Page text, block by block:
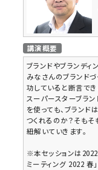
講演概要
ブランドやブランデ
みなさんのブランドづ
功していると断言で
スーパースターブラ
を使っても、ブランド
つくれるのか？そも
紐解いていきます。
※本セッションは
ミーティング 2022 春